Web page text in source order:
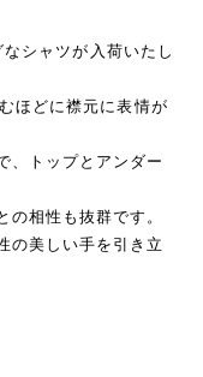
シャツが入荷いたし
ほどに襟元に表情が
、トップとアンダー
相性も抜群です。
の美しい手を引き立